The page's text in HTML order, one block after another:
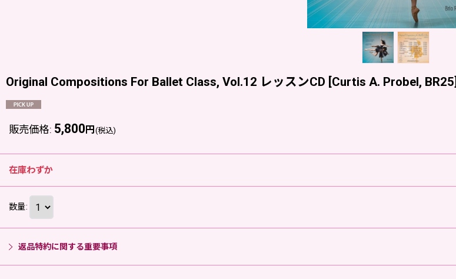
Original Compositions For Ballet Class, Vol.12 レッスンCD [Curtis A. Probel, BR25]
販売価格: 5,800 円 (税込)
在庫わずか
数量:
返品特約に関する重要事項